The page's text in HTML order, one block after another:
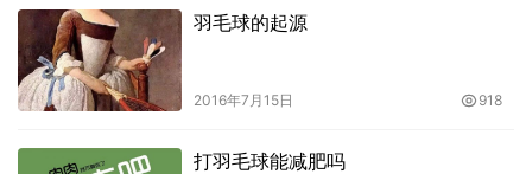
羽毛球的起源
2016年7月15日 918
打羽毛球能减肥吗